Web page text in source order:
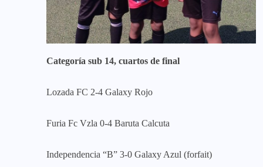
Categoría sub 14, cuartos de final
Lozada FC 2-4 Galaxy Rojo
Furia Fc Vzla 0-4 Baruta Calcuta
Independencia “B” 3-0 Galaxy Azul (forfait)